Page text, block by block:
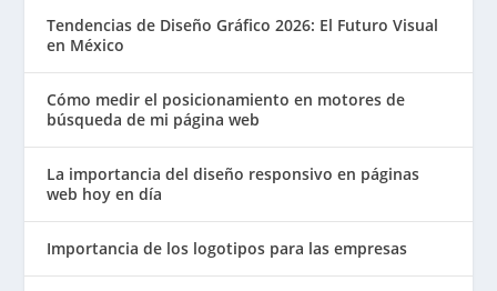
Tendencias de Diseño Gráfico 2026: El Futuro Visual
en México
Cómo medir el posicionamiento en motores de
búsqueda de mi página web
La importancia del diseño responsivo en páginas
web hoy en día
Importancia de los logotipos para las empresas